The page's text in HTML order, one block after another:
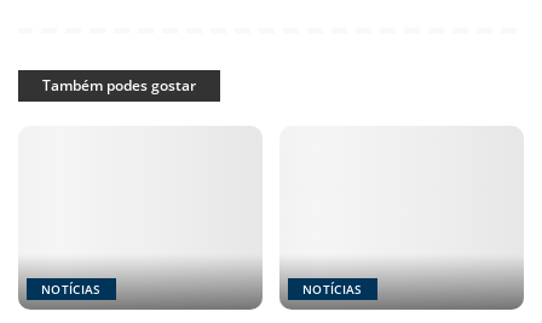
Também podes gostar
NOTÍCIAS NOTÍCIAS